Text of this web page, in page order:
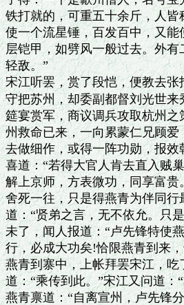
铁打就的，可重五十余斤，人
使一个流星锤，百发百中，又
层铠甲，如劈风一般过去。外
轻敌。”
宋江听罢，赏了段恺，便教去
守把苏州，却委副都督刘光世
筵宴赏军，商议调兵攻取杭州
州救命已来，一向累蒙仁兄顾
去做细作，或得一阵功勋，报
喜道：“若得大官人肯去直入贼
解上京师，方表微功，同享富
舍死一往，只是得燕青为伴同
道：“贤弟之言，无不依允。只
未了，闻人报道：“卢先锋特使
行，必成大功矣!恰限燕青到来
燕青到寨中，上帐拜罢宋江，吃
道：“乘传到此。”宋江又问道
燕青禀道：“自离宣州，卢先锋